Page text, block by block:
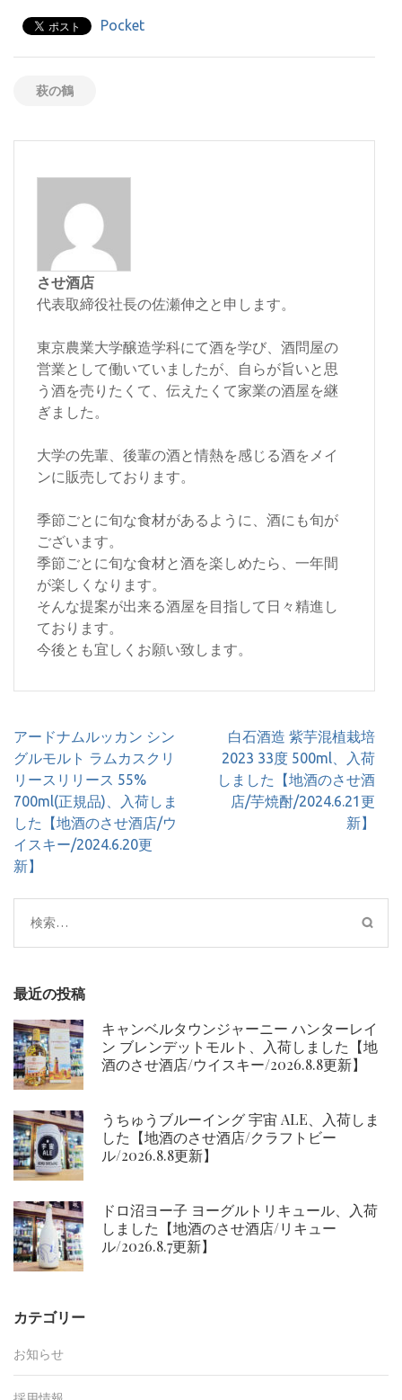
Pocket
萩の鶴
させ酒店
代表取締役社長の佐瀬伸之と申します。
東京農業大学醸造学科にて酒を学び、酒問屋の
営業として働いていましたが、自らが旨いと思
う酒を売りたくて、伝えたくて家業の酒屋を継
ぎました。
大学の先輩、後輩の酒と情熱を感じる酒をメイ
ンに販売しております。
季節ごとに旬な食材があるように、酒にも旬が
ございます。
季節ごとに旬な食材と酒を楽しめたら、一年間
が楽しくなります。
そんな提案が出来る酒屋を目指して日々精進し
ております。
今後とも宜しくお願い致します。
投
稿
ナ
ビ
ゲ
ー
シ
アードナムルッカン シン
グルモルト ラムカスクリ
リースリリース 55%
700ml(正規品)、入荷しま
した【地酒のさせ酒店/ウ
イスキー/2024.6.20更
新】
白石酒造 紫芋混植栽培
2023 33度 500ml、入荷
しました【地酒のさせ酒
店/芋焼酎/2024.6.21更
新】
検
索:
最近の投稿
キャンベルタウンジャーニー ハンターレイ
ン ブレンデットモルト、入荷しました【地
酒のさせ酒店/ウイスキー/2026.8.8更新】
うちゅうブルーイング 宇宙 ALE、入荷しま
した【地酒のさせ酒店/クラフトビー
ル/2026.8.8更新】
ドロ沼ヨー子 ヨーグルトリキュール、入荷
しました【地酒のさせ酒店/リキュー
ル/2026.8.7更新】
カテゴリー
お知らせ